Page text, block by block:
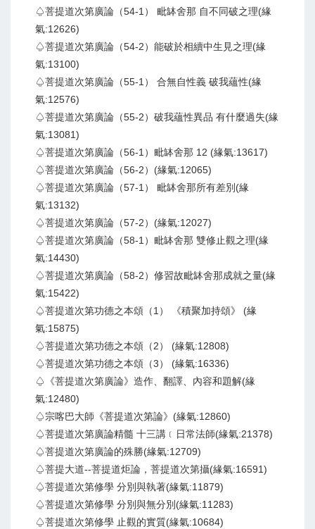
♤菩提道次第廣論（54-1） 毗缽舍那 自不同破之理(緣
氣:12626)
♤菩提道次第廣論（54-2）能破於相續中生見之理(緣
氣:13100)
♤菩提道次第廣論（55-1） 合無自性義 破我蘊性(緣
氣:12576)
♤菩提道次第廣論（55-2）破我蘊性異品 有什麼過失(緣
氣:13081)
♤菩提道次第廣論（56-1）毗缽舍那 12 (緣氣:13617)
♤菩提道次第廣論（56-2）(緣氣:12065)
♤菩提道次第廣論（57-1） 毗缽舍那所有差別(緣
氣:13132)
♤菩提道次第廣論（57-2）(緣氣:12027)
♤菩提道次第廣論（58-1）毗缽舍那 雙修止觀之理(緣
氣:14430)
♤菩提道次第廣論（58-2）修習故毗缽舍那成就之量(緣
氣:15422)
♤菩提道次第功德之本頌（1） 《積聚加持頌》 (緣
氣:15875)
♤菩提道次第功德之本頌（2） (緣氣:12808)
♤菩提道次第功德之本頌（3） (緣氣:16336)
♤《菩提道次第廣論》造作、翻譯、內容和題解(緣
氣:12480)
♤宗喀巴大師《菩提道次第論》(緣氣:12860)
♤菩提道次第廣論精髓 十三講﹝日常法師(緣氣:21378)
♤菩提道次第廣論的殊勝(緣氣:12709)
♤菩提大道--菩提道炬論，菩提道次第攝(緣氣:16591)
♤菩提道次第修學 分別與執著(緣氣:11879)
♤菩提道次第修學 分別與無分別(緣氣:11283)
♤菩提道次第修學 止觀的實質(緣氣:10684)